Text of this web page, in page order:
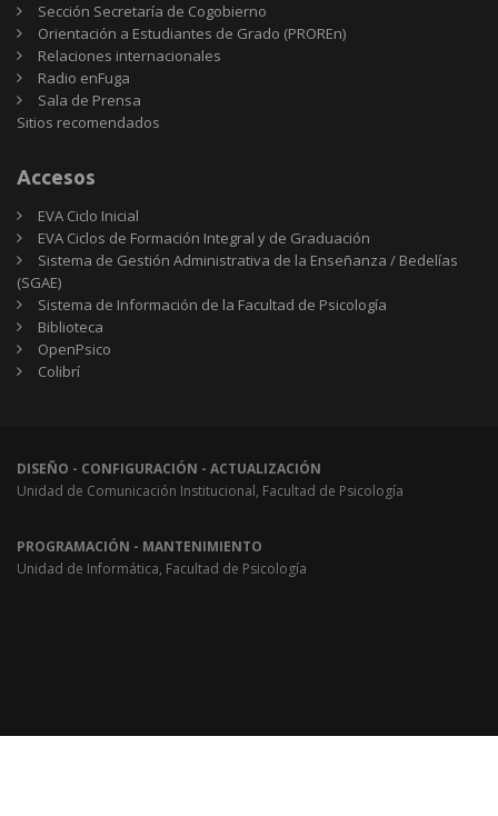
Sección Secretaría de Cogobierno
Orientación a Estudiantes de Grado (PROREn)
Relaciones internacionales
Radio enFuga
Sala de Prensa
Sitios
Sitios recomendados
Accesos
EVA Ciclo Inicial
EVA Ciclos de Formación Integral y de Graduación
Sistema de Gestión Administrativa de la Enseñanza / Bedelías
(SGAE)
Sistema de Información de la Facultad de Psicología
Biblioteca
OpenPsico
Colibrí
DISEÑO - CONFIGURACIÓN - ACTUALIZACIÓN
Unidad de Comunicación Institucional, Facultad de Psicología
PROGRAMACIÓN - MANTENIMIENTO
Unidad de Informática, Facultad de Psicología